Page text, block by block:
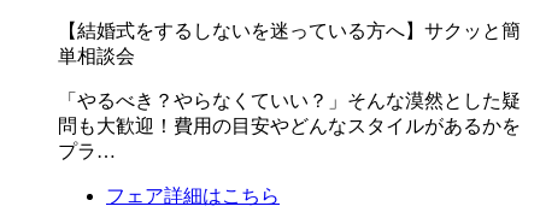
【結婚式をするしないを迷っている方へ】サクッと簡
単相談会
「やるべき？やらなくていい？」そんな漠然とした疑
問も大歓迎！費用の目安やどんなスタイルがあるかを
プラ…
フェア詳細はこちら